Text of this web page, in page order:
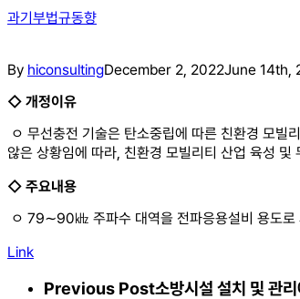
과기부법규동향
By hiconsultingDecember 2, 2022June 14th,
◇ 개정이유
ㅇ 무선충전 기술은 탄소중립에 따른 친환경 모
않은 상황임에 따라, 친환경 모빌리티 산업 육성
◇ 주요내용
ㅇ 79∼90㎑ 주파수 대역을 전파응용설비 용도
Link
Previous Post소방시설 설치 및 관